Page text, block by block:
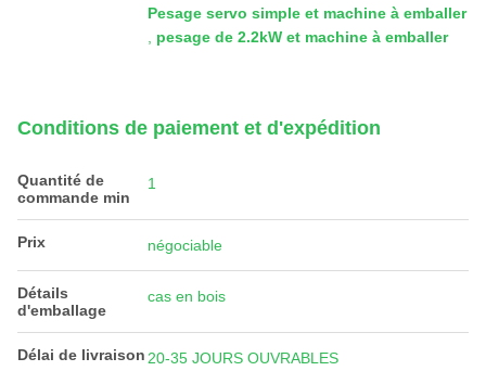
Pesage servo simple et machine à emballer
, pesage de 2.2kW et machine à emballer
Conditions de paiement et d'expédition
Quantité de
commande min
1
Prix négociable
Détails
d'emballage
cas en bois
Délai de livraison20-35 JOURS OUVRABLES